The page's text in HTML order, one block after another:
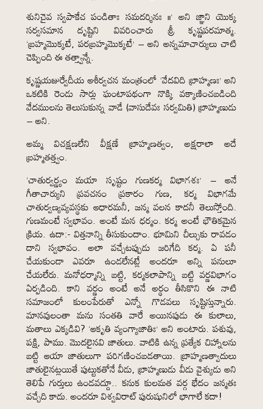
శునిచైవ స్వపాకేచ పండితాః సమదర్శినః ॥’ అని జ్ఞాని యొక్క
సర్వసమాన దృష్టిని వివరించారు శ్రీ కృష్ణపరమాత్మ.
‘బ్రహ్మమొక్కటే, పరబ్రహ్మమొక్కటే’ – అని అన్నమాచార్యులు చాటి
చెప్పింది ఈ తత్త్వాన్నే.
కృష్ణయజుర్వేదీయ ఆశీర్వచన మంత్రంలో ‘వేదవిది బ్రాహ్మణః’ అని
ఒకటికి రెండు సార్లు ఘంటాపథంగా నొక్కి వక్కాణించబడింది
వేదములను తెలుసుకున్న వాడే (వాసుదేవః సర్వమితి) బ్రాహ్మణుడు
– అని.
అమ్మ విచక్షణలేని వీక్షణే బ్రాహ్మణత్వం, అక్షరాలా అదే
బ్రహ్మతత్త్వం.
‘చాతుర్వర్ణ్యం మయా సృష్టం గుణకర్మ విభాగశః’ – అనే
గీతాచార్యుని ప్రవచనం ప్రకారం గుణ, కర్మ విభాగమే
చాతుర్వణ్యవ్యవస్థకు ఆధారమనీ, జన్మ వలన కాదనీ తెలుస్తోంది.
గుణమంటే స్వభావం. అంటే మన ధర్మం. కర్మ అంటే భౌతికమైన
క్రియ. ఉదా:- విత్తనాన్ని తీసుకుందాం. భూమిని చీల్చుకు రావడం
దాని స్వభావం. అలా వచ్చేటప్పుడు జరిగేది కర్మ. ఏ పనీ
చేయకుండా ఎవరూ ఉండలేనట్లే అందరూ అన్ని పనులూ
చేయలేరు. మనోధర్మాన్ని బట్టి, కర్మకలాపాన్ని బట్టి వర్ణవిభాగం
ఏర్పడింది. కాని వర్ణం అంటే అనే అర్థం తీసికొని ఈ నాటి
సమాజంలో కులంపేరుతో ఎన్నో గొడవలు సృష్టిస్తున్నారు.
మానవులంతా మను సంతతి వారే అయినపుడు ఈ కులాలు,
మతాలు ఎక్కడివి? ‘ఆకృతి వ్యంగ్యాజాతిః’ అని అంటారు. పశువు,
పక్షి, పాము. మొదలైనవి జాతులు. వాటికి ఉన్న ప్రత్యేక చిహ్నాలను
బట్టి ఆయా జాతులుగా పరిగణించబడతాయి. బ్రాహ్మణత్వాదులు
జాతులైనట్లయితే పుట్టుకతోనే వీడు, బ్రాహ్మణుడు వీడు వైశ్యుడు అని
తెలిపే గుర్తులు ఉండవద్దూ.. కనుక కులమత వర్గ భేదం జన్మతః
వచ్చేది కాదు. అందరూ విశ్వవిరాట్ పురుషునిలో భాగాలే కదా!